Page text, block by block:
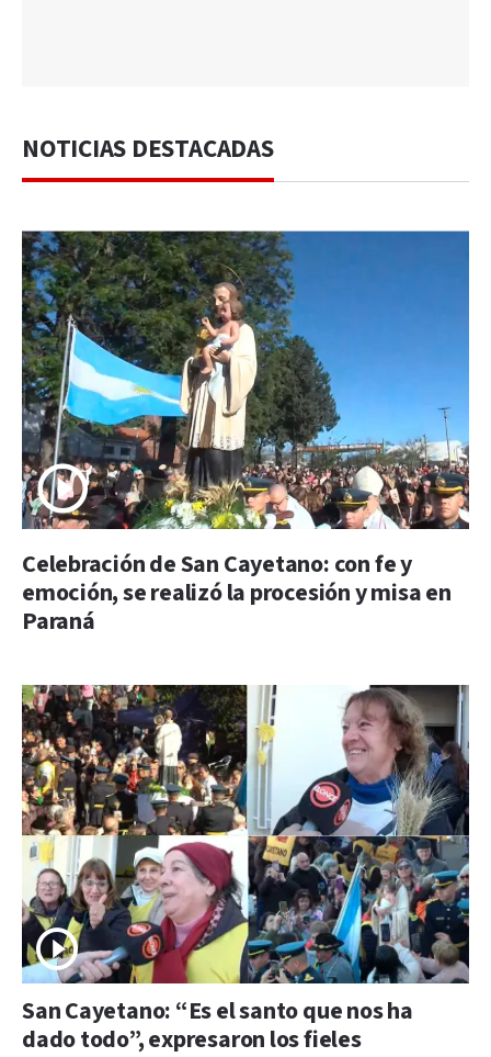
NOTICIAS DESTACADAS
Celebración de San Cayetano: con fe y
emoción, se realizó la procesión y misa en
Paraná
San Cayetano: “Es el santo que nos ha
dado todo”, expresaron los fieles